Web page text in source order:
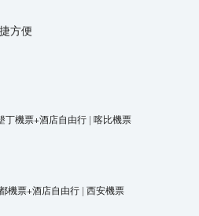
方便
丁機票+酒店自由行 | 喀比機票
機票+酒店自由行 | 西安機票